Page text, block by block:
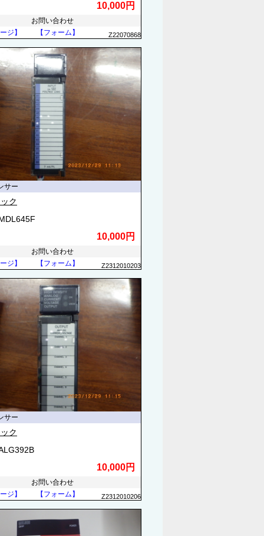
10,000円
お問い合わせ
ジ】
【フォーム】 Z22070868
サー
ク
10,000円
お問い合わせ
ジ】
【フォーム】 Z2312010203
サー
ク
10,000円
お問い合わせ
ジ】
【フォーム】 Z2312010206